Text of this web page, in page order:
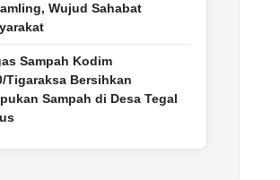
Wujud Sahabat
Sampah Kodim
Tigaraksa Bersihkan
Sampah di Desa Tegal